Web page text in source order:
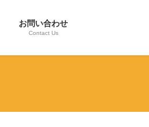
お問い合わせ
Contact Us